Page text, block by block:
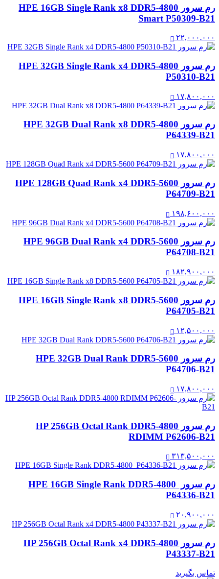
رم سرور HPE 16GB Single Rank x8 DDR5‑4800
Smart P50309-B21
۲۲,۰۰۰,۰۰۰
رم سرور HPE 32GB Single Rank x4 DDR5-4800
P50310-B21
۱۷,۸۰۰,۰۰۰
رم سرور HPE 32GB Dual Rank x8 DDR5-4800
P64339-B21
۱۷,۸۰۰,۰۰۰
رم سرور HPE 128GB Quad Rank x4 DDR5‑5600
P64709-B21
۱۹۸,۶۰۰,۰۰۰
رم سرور HPE 96GB Dual Rank x4 DDR5‑5600
P64708-B21
۱۸۲,۹۰۰,۰۰۰
رم سرور HPE 16GB Single Rank x8 DDR5‑5600
P64705-B21
۱۲,۵۰۰,۰۰۰
رم سرور HPE 32GB Dual Rank DDR5‑5600
P64706-B21
۱۷,۸۰۰,۰۰۰
رم سرور HP 256GB Octal Rank DDR5-4800
RDIMM P62606-B21
۳۱۳,۵۰۰,۰۰۰
رم سرور HPE 16GB Single Rank DDR5‑4800
P64336-B21
۲۰,۹۰۰,۰۰۰
رم سرور HP 256GB Octal Rank x4 DDR5-4800
P43337-B21
تماس بگیرید